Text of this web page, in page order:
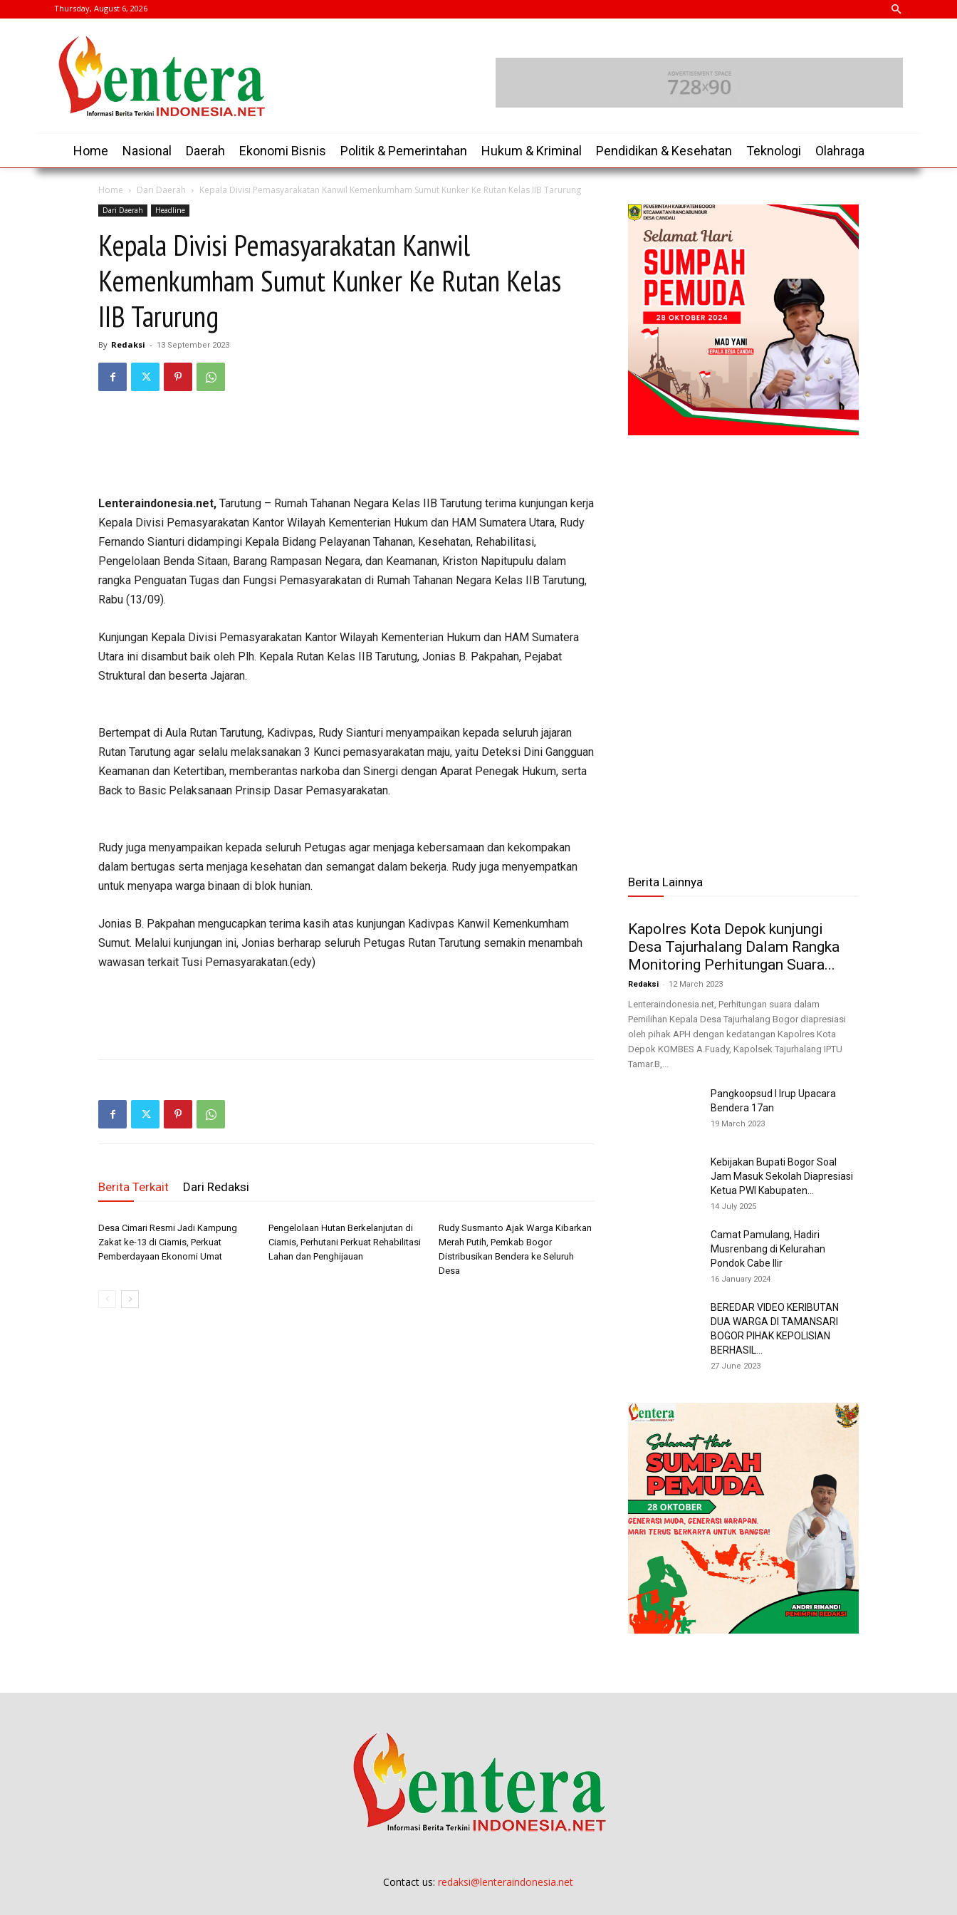
Thursday, August 6, 2026
Home Nasional Daerah Ekonomi Bisnis Politik & Pemerintahan Hukum & Kriminal Pendidikan & Kesehatan Teknologi Olahraga
Home Dari Daerah Kepala Divisi Pemasyarakatan Kanwil Kemenkumham Sumut Kunker Ke Rutan Kelas IIB Tarurung
Dari Daerah Headline
Kepala Divisi Pemasyarakatan Kanwil
Kemenkumham Sumut Kunker Ke Rutan Kelas
IIB Tarurung
By Redaksi - 13 September 2023
Lenteraindonesia.net, Tarutung – Rumah Tahanan Negara Kelas IIB Tarutung terima kunjungan kerja
Kepala Divisi Pemasyarakatan Kantor Wilayah Kementerian Hukum dan HAM Sumatera Utara, Rudy
Fernando Sianturi didampingi Kepala Bidang Pelayanan Tahanan, Kesehatan, Rehabilitasi,
Pengelolaan Benda Sitaan, Barang Rampasan Negara, dan Keamanan, Kriston Napitupulu dalam
rangka Penguatan Tugas dan Fungsi Pemasyarakatan di Rumah Tahanan Negara Kelas IIB Tarutung,
Rabu (13/09).
Kunjungan Kepala Divisi Pemasyarakatan Kantor Wilayah Kementerian Hukum dan HAM Sumatera
Utara ini disambut baik oleh Plh. Kepala Rutan Kelas IIB Tarutung, Jonias B. Pakpahan, Pejabat
Struktural dan beserta Jajaran.
Bertempat di Aula Rutan Tarutung, Kadivpas, Rudy Sianturi menyampaikan kepada seluruh jajaran
Rutan Tarutung agar selalu melaksanakan 3 Kunci pemasyarakatan maju, yaitu Deteksi Dini Gangguan
Keamanan dan Ketertiban, memberantas narkoba dan Sinergi dengan Aparat Penegak Hukum, serta
Back to Basic Pelaksanaan Prinsip Dasar Pemasyarakatan.
Rudy juga menyampaikan kepada seluruh Petugas agar menjaga kebersamaan dan kekompakan
dalam bertugas serta menjaga kesehatan dan semangat dalam bekerja. Rudy juga menyempatkan
untuk menyapa warga binaan di blok hunian.
Jonias B. Pakpahan mengucapkan terima kasih atas kunjungan Kadivpas Kanwil Kemenkumham
Sumut. Melalui kunjungan ini, Jonias berharap seluruh Petugas Rutan Tarutung semakin menambah
wawasan terkait Tusi Pemasyarakatan.(edy)
Berita Terkait Dari Redaksi
Desa Cimari Resmi Jadi Kampung
Zakat ke-13 di Ciamis, Perkuat
Pemberdayaan Ekonomi Umat
Pengelolaan Hutan Berkelanjutan di
Ciamis, Perhutani Perkuat Rehabilitasi
Lahan dan Penghijauan
Rudy Susmanto Ajak Warga Kibarkan
Merah Putih, Pemkab Bogor
Distribusikan Bendera ke Seluruh
Desa
Berita Lainnya
Kapolres Kota Depok kunjungi
Desa Tajurhalang Dalam Rangka
Monitoring Perhitungan Suara...
Redaksi - 12 March 2023
Lenteraindonesia.net, Perhitungan suara dalam
Pemilihan Kepala Desa Tajurhalang Bogor diapresiasi
oleh pihak APH dengan kedatangan Kapolres Kota
Depok KOMBES A.Fuady, Kapolsek Tajurhalang IPTU
Tamar.B,...
Pangkoopsud I Irup Upacara
Bendera 17an
19 March 2023
Kebijakan Bupati Bogor Soal
Jam Masuk Sekolah Diapresiasi
Ketua PWI Kabupaten...
14 July 2025
Camat Pamulang, Hadiri
Musrenbang di Kelurahan
Pondok Cabe Ilir
16 January 2024
BEREDAR VIDEO KERIBUTAN
DUA WARGA DI TAMANSARI
BOGOR PIHAK KEPOLISIAN
BERHASIL...
27 June 2023
Contact us:redaksi@lenteraindonesia.net